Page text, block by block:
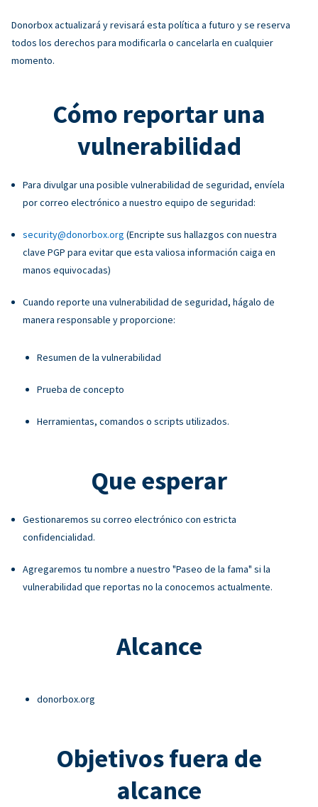
Donorbox actualizará y revisará esta política a futuro y se reserva
todos los derechos para modificarla o cancelarla en cualquier
momento.
Cómo reportar una
vulnerabilidad
Para divulgar una posible vulnerabilidad de seguridad, envíela
por correo electrónico a nuestro equipo de seguridad:
security@donorbox.org (Encripte sus hallazgos con nuestra
clave PGP para evitar que esta valiosa información caiga en
manos equivocadas)
Cuando reporte una vulnerabilidad de seguridad, hágalo de
manera responsable y proporcione:
Resumen de la vulnerabilidad
Prueba de concepto
Herramientas, comandos o scripts utilizados.
Que esperar
Gestionaremos su correo electrónico con estricta
confidencialidad.
Agregaremos tu nombre a nuestro "Paseo de la fama" si la
vulnerabilidad que reportas no la conocemos actualmente.
Alcance
donorbox.org
Objetivos fuera de
alcance